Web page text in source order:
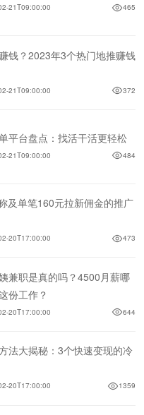
21T09:00:00 465
钱？2023年3个热门地推赚钱
21T09:00:00 372
平台盘点：找活干活更轻松
21T09:00:00 484
及单笔160元拉新佣金的推广
20T17:00:00 473
兼职是真的吗？4500月薪哪
份工作？
20T17:00:00 644
法大揭秘：3个快速变现的冷
20T17:00:00 1359